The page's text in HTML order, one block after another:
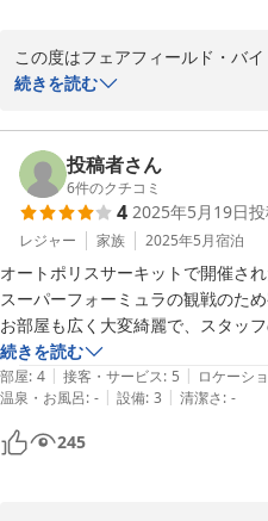
この度はフェアフィールド・バ
を頂きまして
見・ご感想をお寄せ
下さいました事に重ねて御礼を申
当ホテルへのアクセスに不便が
く思います。
より改善できるように努力いたし
ホテルが立地しております阿蘇
名所以外にも
未知の魅力に溢れた素晴らしい
す。
近い将来、再び当地にお立ちよ
続きを読む
投稿者さん
6件のクチコミ
4 2025年5月19日
レジャー 家族 2025年5月宿泊
オートポリスサーキットで開催され
スーパーフォーミュラの観戦のた
お部屋も広く大変綺麗で、スタッ
気持ちよく宿泊できました
本当は★５つにしたかったのですが
女性用のアメニティ（コンディショ
もう少し充実いただければ問題な
来年も宿泊したいと思います
続きを読む
部屋: 4 | 接客・サービス: 5 | ロケーシ
温泉・お風呂: - | 設備: 3 | 清潔さ: -
245